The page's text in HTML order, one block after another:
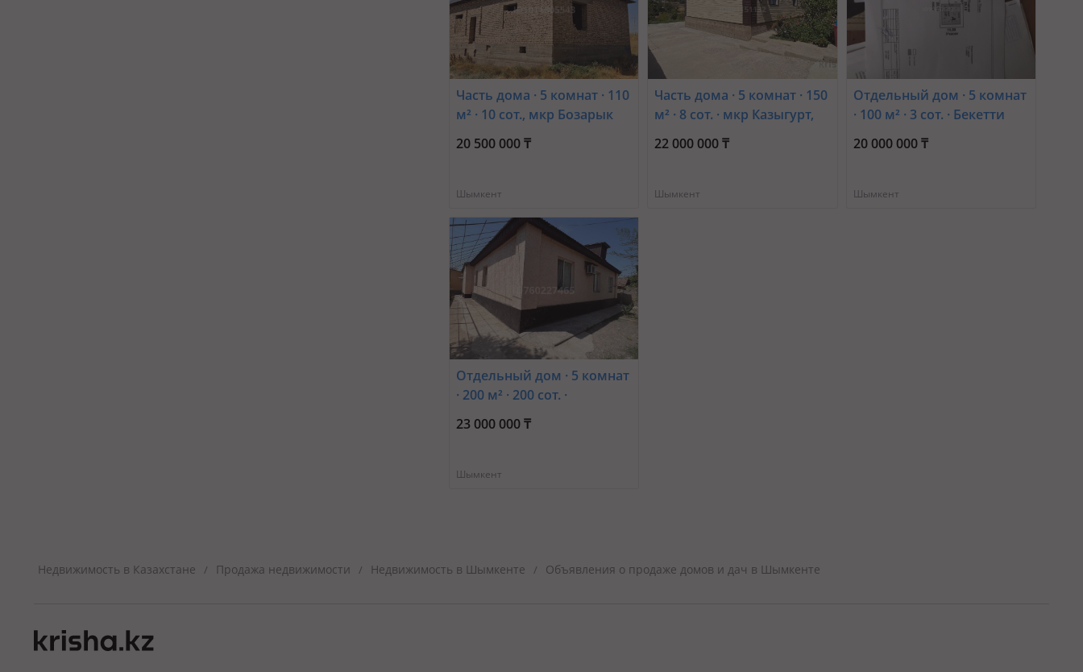
Часть дома · 5 комнат · 110
м² · 10 сот., мкр Бозарык
Атажұрт 2
20 500 000 ₸
Шымкент
Часть дома · 5 комнат · 150
м² · 8 сот. · мкр Казыгурт,
Жартас 54
22 000 000 ₸
Шымкент
Отдельный дом · 5 комнат
· 100 м² · 3 сот. · Бекетти
324 — Толе бй
20 000 000 ₸
Шымкент
Отдельный дом · 5 комнат
· 200 м² · 200 сот. ·
Гулисман 36 — Магазин
дастан
23 000 000 ₸
Шымкент
Недвижимость в Казахстане / Продажа недвижимости / Недвижимость в Шымкенте / Объявления о продаже домов и дач в Шымкенте